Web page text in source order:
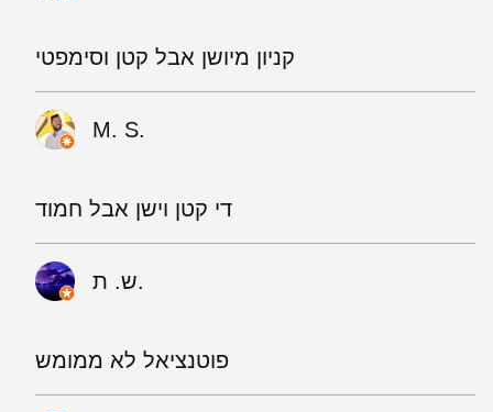
קניון מיושן אבל קטן וסימפטי
M. S.
די קטן וישן אבל חמוד
ש. ת.
פוטנציאל לא ממומש